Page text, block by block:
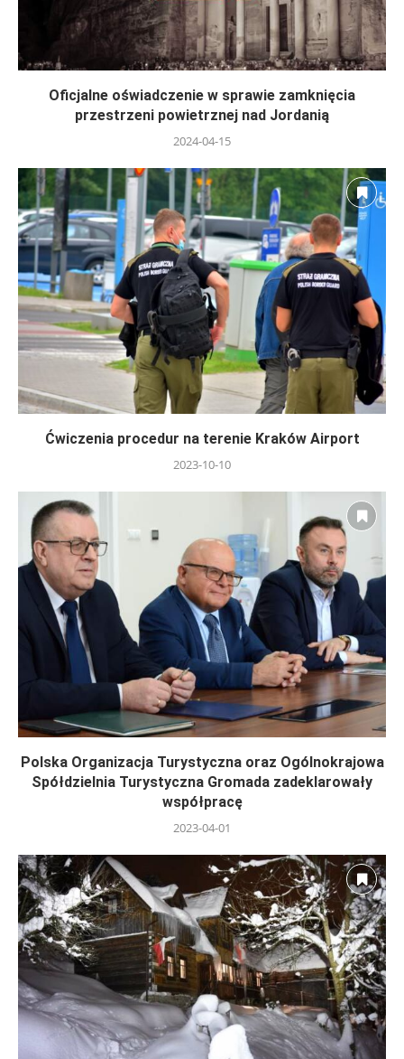
Oficjalne oświadczenie w sprawie zamknięcia
przestrzeni powietrznej nad Jordanią
2024-04-15
Ćwiczenia procedur na terenie Kraków Airport
2023-10-10
Polska Organizacja Turystyczna oraz Ogólnokrajowa
Spółdzielnia Turystyczna Gromada zadeklarowały
współpracę
2023-04-01